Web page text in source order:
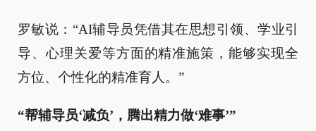
罗敏说：“AI辅导员凭借其在思想引领、学业引
导、心理关爱等方面的精准施策，能够实现全
方位、个性化的精准育人。”
“帮辅导员‘减负’，腾出精力做‘难事’”